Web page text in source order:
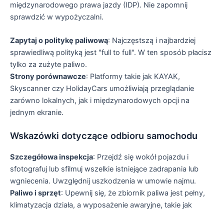
międzynarodowego prawa jazdy (IDP). Nie zapomnij
sprawdzić w wypożyczalni.
Zapytaj o politykę paliwową: Najczęstszą i najbardziej
sprawiedliwą polityką jest "full to full". W ten sposób płacisz
tylko za zużyte paliwo.
Strony porównawcze: Platformy takie jak KAYAK,
Skyscanner czy HolidayCars umożliwiają przeglądanie
zarówno lokalnych, jak i międzynarodowych opcji na
jednym ekranie.
Wskazówki dotyczące odbioru samochodu
Szczegółowa inspekcja: Przejdź się wokół pojazdu i
sfotografuj lub sfilmuj wszelkie istniejące zadrapania lub
wgniecenia. Uwzględnij uszkodzenia w umowie najmu.
Paliwo i sprzęt: Upewnij się, że zbiornik paliwa jest pełny,
klimatyzacja działa, a wyposażenie awaryjne, takie jak